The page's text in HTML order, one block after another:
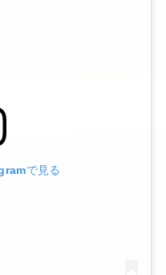
で見る